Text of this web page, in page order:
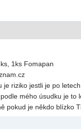
1ks Fomapan
riziko jestli je po
mého úsudku je to
pokud je někdo blízko